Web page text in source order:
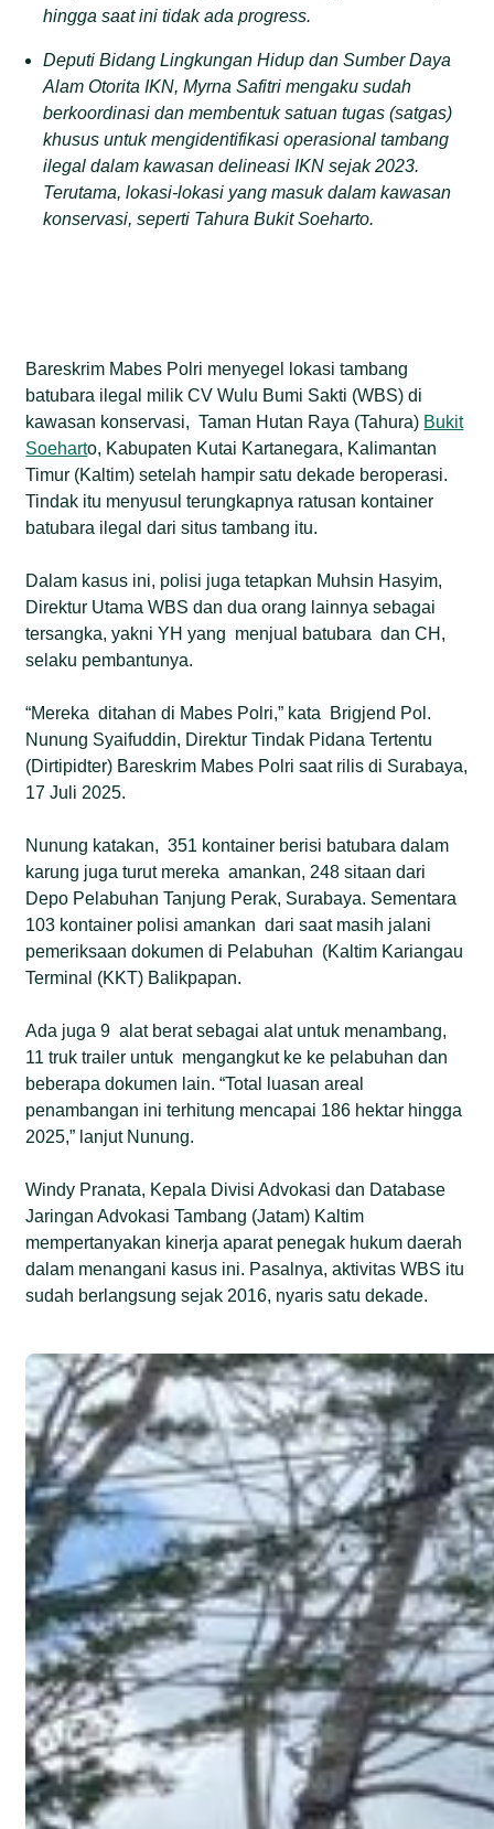
hingga saat ini tidak ada progress.
Deputi Bidang Lingkungan Hidup dan Sumber Daya
Alam Otorita IKN, Myrna Safitri mengaku sudah
berkoordinasi dan membentuk satuan tugas (satgas)
khusus untuk mengidentifikasi operasional tambang
ilegal dalam kawasan delineasi IKN sejak 2023.
Terutama, lokasi-lokasi yang masuk dalam kawasan
konservasi, seperti Tahura Bukit Soeharto.
Bareskrim Mabes Polri menyegel lokasi tambang
batubara ilegal milik CV Wulu Bumi Sakti (WBS) di
kawasan konservasi, Taman Hutan Raya (Tahura) Bukit
Soeharto, Kabupaten Kutai Kartanegara, Kalimantan
Timur (Kaltim) setelah hampir satu dekade beroperasi.
Tindak itu menyusul terungkapnya ratusan kontainer
batubara ilegal dari situs tambang itu.
Dalam kasus ini, polisi juga tetapkan Muhsin Hasyim,
Direktur Utama WBS dan dua orang lainnya sebagai
tersangka, yakni YH yang menjual batubara dan CH,
selaku pembantunya.
“Mereka ditahan di Mabes Polri,” kata Brigjend Pol.
Nunung Syaifuddin, Direktur Tindak Pidana Tertentu
(Dirtipidter) Bareskrim Mabes Polri saat rilis di Surabaya,
17 Juli 2025.
Nunung katakan, 351 kontainer berisi batubara dalam
karung juga turut mereka amankan, 248 sitaan dari
Depo Pelabuhan Tanjung Perak, Surabaya. Sementara
103 kontainer polisi amankan dari saat masih jalani
pemeriksaan dokumen di Pelabuhan (Kaltim Kariangau
Terminal (KKT) Balikpapan.
Ada juga 9 alat berat sebagai alat untuk menambang,
11 truk trailer untuk mengangkut ke ke pelabuhan dan
beberapa dokumen lain. “Total luasan areal
penambangan ini terhitung mencapai 186 hektar hingga
2025,” lanjut Nunung.
Windy Pranata, Kepala Divisi Advokasi dan Database
Jaringan Advokasi Tambang (Jatam) Kaltim
mempertanyakan kinerja aparat penegak hukum daerah
dalam menangani kasus ini. Pasalnya, aktivitas WBS itu
sudah berlangsung sejak 2016, nyaris satu dekade.